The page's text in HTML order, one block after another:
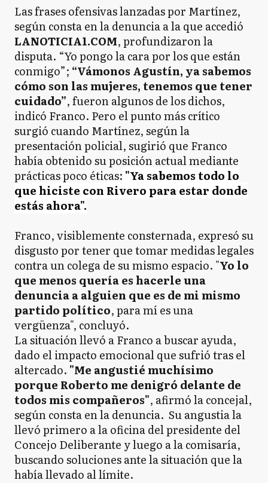
Las frases ofensivas lanzadas por Martínez,
según consta en la denuncia a la que accedió
LANOTICIA1.COM, profundizaron la
disputa. “Yo pongo la cara por los que están
conmigo”; “Vámonos Agustín, ya sabemos
cómo son las mujeres, tenemos que tener
cuidado”, fueron algunos de los dichos,
indicó Franco. Pero el punto más crítico
surgió cuando Martínez, según la
presentación policial, sugirió que Franco
había obtenido su posición actual mediante
prácticas poco éticas: "Ya sabemos todo lo
que hiciste con Rivero para estar donde
estás ahora".
Franco, visiblemente consternada, expresó su
disgusto por tener que tomar medidas legales
contra un colega de su mismo espacio. "Yo lo
que menos quería es hacerle una
denuncia a alguien que es de mi mismo
partido político, para mí es una
vergüenza", concluyó.
La situación llevó a Franco a buscar ayuda,
dado el impacto emocional que sufrió tras el
altercado. "Me angustié muchísimo
porque Roberto me denigró delante de
todos mis compañeros", afirmó la concejal,
según consta en la denuncia. Su angustia la
llevó primero a la oficina del presidente del
Concejo Deliberante y luego a la comisaría,
buscando soluciones ante la situación que la
había llevado al límite.